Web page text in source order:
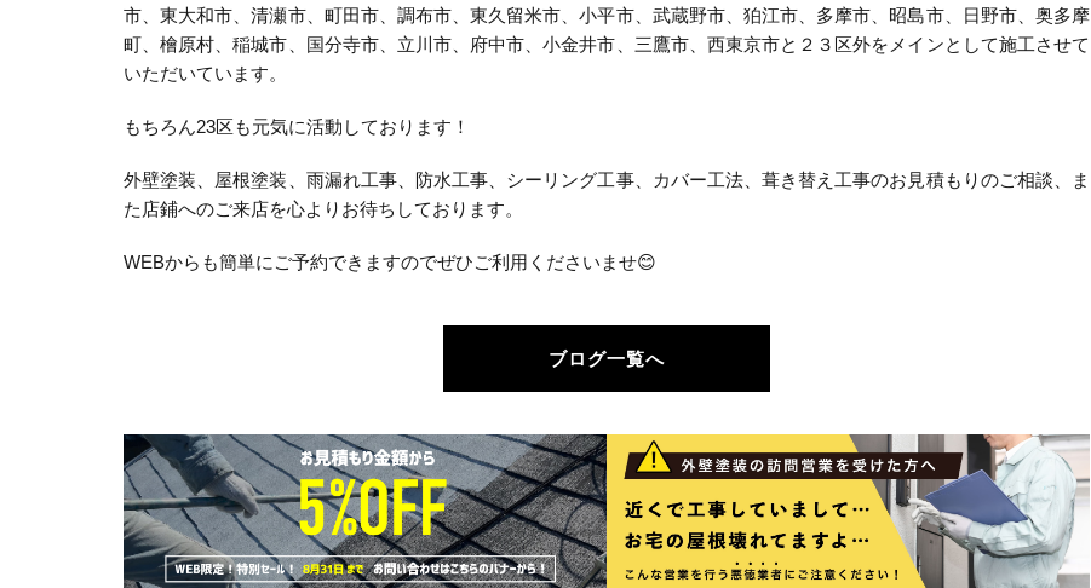
市、東大和市、清瀬市、町田市、調布市、東久留米市、小平市、武蔵野市、狛江市、多摩市、昭島市、日野市、奥多摩
町、檜原村、稲城市、国分寺市、立川市、府中市、小金井市、三鷹市、西東京市と２３区外をメインとして施工させて
いただいています。
もちろん23区も元気に活動しております！
外壁塗装、屋根塗装、雨漏れ工事、防水工事、シーリング工事、カバー工法、葺き替え工事のお見積もりのご相談、ま
た店鋪へのご来店を心よりお待ちしております。
WEBからも簡単にご予約できますのでぜひご利用くださいませ😊
ブログ一覧へ